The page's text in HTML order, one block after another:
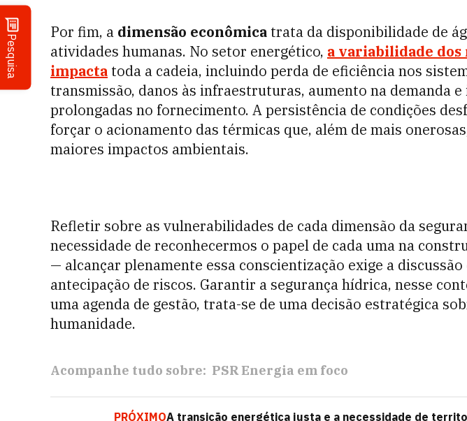
Pesquisa
Por fim, a dimensão econômica trata da disponibilidade de
atividades humanas. No setor energético, a variabilidade
impacta toda a cadeia, incluindo perda de eficiência nos
transmissão, danos às infraestruturas, aumento na demanda
prolongadas no fornecimento. A persistência de condições
forçar o acionamento das térmicas que, além de mais
maiores impactos ambientais.
Refletir sobre as vulnerabilidades de cada dimensão da
necessidade de reconhecermos o papel de cada uma na
— alcançar plenamente essa conscientização exige a discussão
antecipação de riscos. Garantir a segurança hídrica, nesse
uma agenda de gestão, trata-se de uma decisão estratégica
humanidade.
Acompanhe tudo sobre: PSR Energia em foco
PRÓXIMOA transição energética justa e a necessidade de